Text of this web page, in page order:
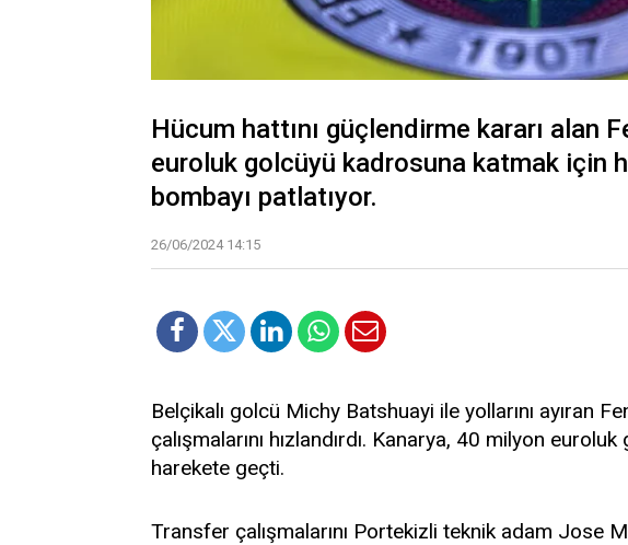
Hücum hattını güçlendirme kararı alan
euroluk golcüyü kadrosuna katmak için
bombayı patlatıyor.
26/06/2024 14:15
Belçikalı golcü Michy Batshuayi ile yollarını ayıran
çalışmalarını hızlandırdı. Kanarya, 40 milyon
harekete geçti.
Transfer çalışmalarını Portekizli teknik adam Jose